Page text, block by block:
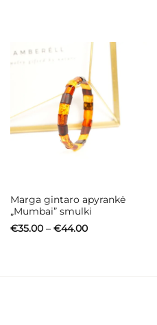
Marga gintaro apyrankė
„Mumbai” smulki
€35.00 – €44.00Price